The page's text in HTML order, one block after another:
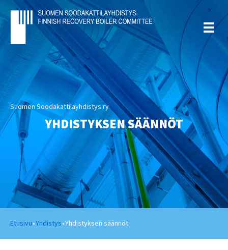
Suomen Soodakattilayhdistys ry
YHDISTYKSEN SÄÄNNÖT
Etusivu•Yhdistys•Yhdistyksen säännöt